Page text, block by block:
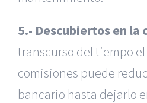
5.- Descubiertos en la
transcurso del tiempo
comisiones puede
bancario hasta dejarlo